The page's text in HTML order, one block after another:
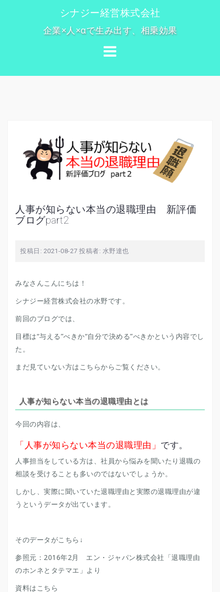
シナジー経営株式会社
企業×人×αで生み出す、相乗効果
人事が知らない本当の退職理由 新評価
ブログpart2
投稿日: 2021-08-27 投稿者: 水野達也
みなさんこんにちは！
シナジー経営株式会社の水野です。
前回のブログでは、
目標は“与える”べきか“自分で決める”べきかという内容でし
た。
まだ見ていない方はこちらからご覧ください。
人事が知らない本当の退職理由とは
今回の内容は、
「人事が知らない本当の退職理由」 です。
人事担当をしている方は、社員から悩みを聞いたり退職の
相談を受けることも多いのではないでしょうか。
しかし、実際に聞いていた退職理由と実際の退職理由が違
うというデータが出ています。
そのデータがこちら↓
参照元：2016年2月 エン・ジャパン株式会社「退職理由
のホンネとタテマエ」より
資料はこちら